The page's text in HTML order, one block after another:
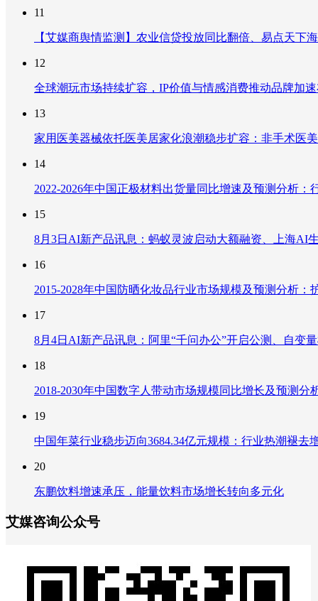
11
【艾媒商舆情监测】农业信贷投放同比翻倍、易点天下
12
全球潮玩市场持续扩容，IP价值与情感消费推动品牌加
13
家用医美器械依托医美居家化浪潮稳步扩容：非手术医
14
2022-2026年中国正极材料出货量同比增速及预测分析
15
8月3日AI新产品讯息：蚂蚁灵波启动大额融资、上海AI
16
2015-2028年中国防晒化妆品行业市场规模及预测分析
17
8月4日AI新产品讯息：阿里“千问办公”开启公测、自变
18
2018-2030年中国数字人带动市场规模同比增长及预测
19
中国年菜行业稳步迈向3684.34亿元规模：行业热潮褪
20
东鹏饮料增速承压，能量饮料市场增长转向多元化
艾媒咨询公众号